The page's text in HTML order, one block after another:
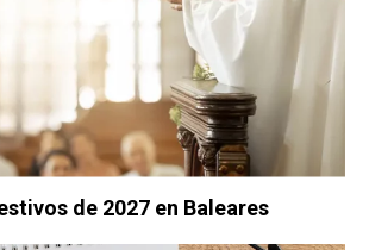
de 2027 en Baleares